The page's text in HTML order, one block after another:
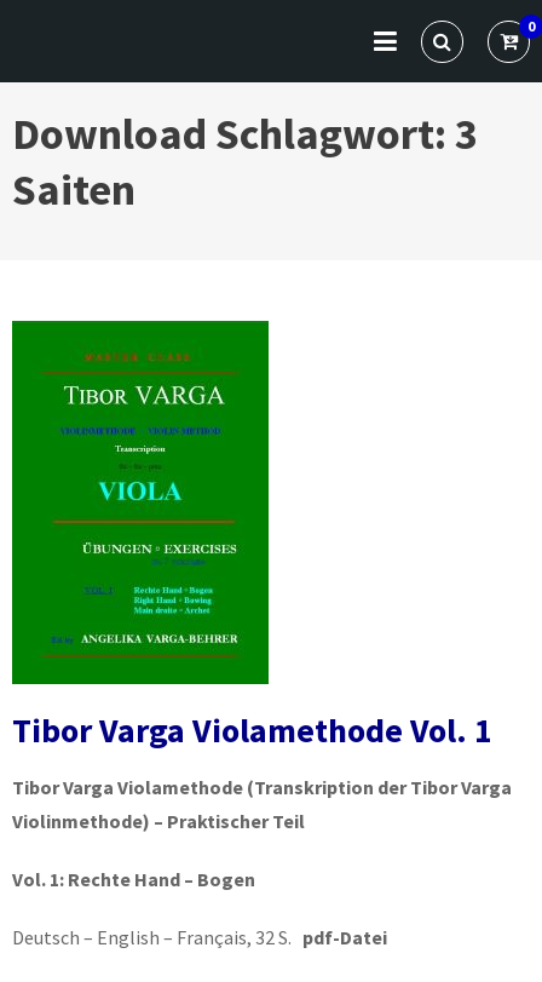
content
0
Download Schlagwort: 3
Saiten
Tibor Varga Violamethode Vol. 1
Tibor Varga Violamethode (Transkription der Tibor Varga
Violinmethode) – Praktischer Teil
Vol. 1: Rechte Hand – Bogen
Deutsch – English – Français, 32 S. pdf-Datei